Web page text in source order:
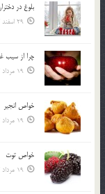
بلوغ در
29 اسفند 03
چرا از سيب
19 مرداد 03
خواص انجير
19 مرداد 03
خواص توت
19 مرداد 03